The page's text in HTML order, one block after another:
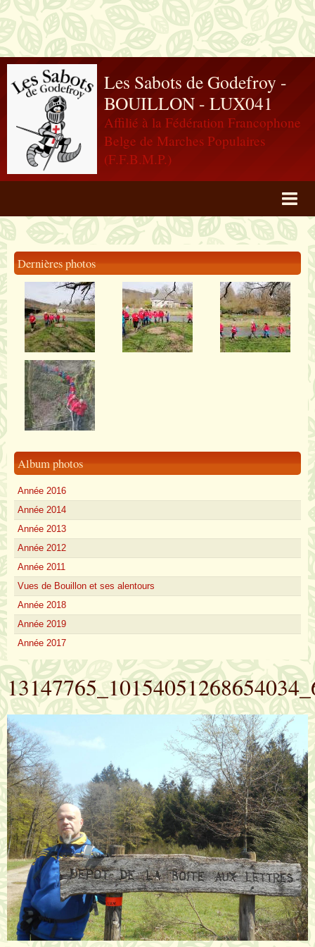
Les Sabots de Godefroy -
BOUILLON - LUX041
Affilié à la Fédération Francophone
Belge de Marches Populaires
(F.F.B.M.P.)
Agenda
Dernières photos
Album photos
Année 2016
Année 2014
Année 2013
Année 2012
Année 2011
Vues de Bouillon et ses alentours
Année 2018
Année 2019
Année 2017